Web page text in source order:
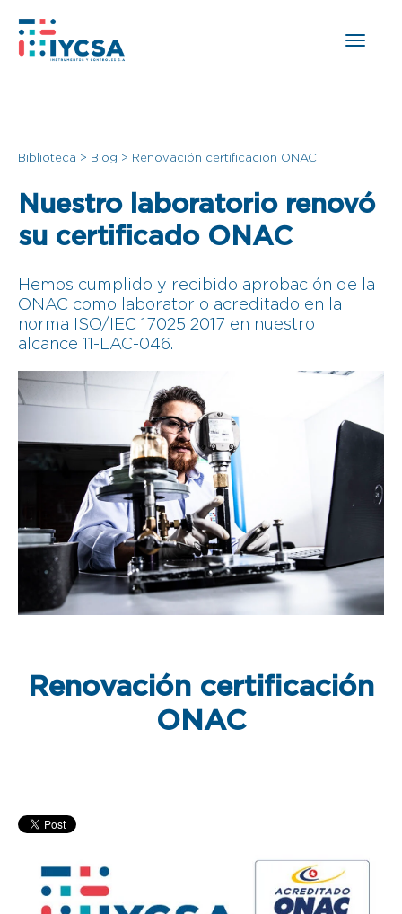
Biblioteca > Blog > Renovación certificación ONAC
Nuestro laboratorio renovó
su certificado ONAC
Hemos cumplido y recibido aprobación de la
ONAC como laboratorio acreditado en la
norma ISO/IEC 17025:2017 en nuestro
alcance 11-LAC-046.
Renovación certificación
ONAC